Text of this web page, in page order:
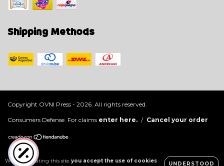
While navigating this site you accept the use of cookies
UNDERSTOOD
Shipping Methods
Copyright OVNI Press - 2026. All rights reserved.
Consumers Defense. For claims enter here. / Cancel your order